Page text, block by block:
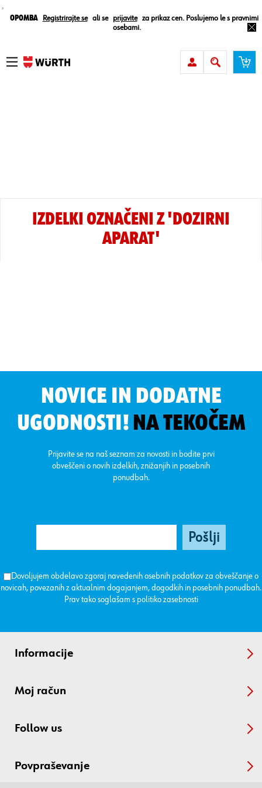
¸
Opomba Registrirajte se ali se prijavite
za prikaz cen. Poslujemo le s pravnimi
osebami.
IZDELKI OZNAČENI Z 'DOZIRNI
APARAT'
NOVICE IN DODATNE
UGODNOSTI! NA TEKOČEM
Prijavite se na naš seznam za novosti in bodite prvi
obveščeni o novih izdelkih, znižanjih in posebnih
ponudbah.
Dovoljujem obdelavo zgoraj navedenih osebnih podatkov za obveščanje o
novicah, povezanih z aktualnim dogajanjem, dogodkih in posebnih ponudbah.
Prav tako soglašam s politiko zasebnosti
Informacije
Moj račun
Follow us
Povpraševanje